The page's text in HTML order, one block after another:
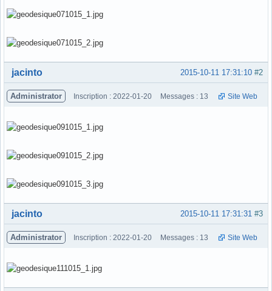
Hors ligne #2
2015-10-11 17:31:10
jacinto
Administrator Inscription : 2022-01-20 Messages : 13 Site Web
Hors ligne #3
2015-10-11 17:31:31
jacinto
Administrator Inscription : 2022-01-20 Messages : 13 Site Web